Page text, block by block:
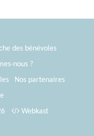
des bénévoles
nous ?
Nos partenaires
Webkast